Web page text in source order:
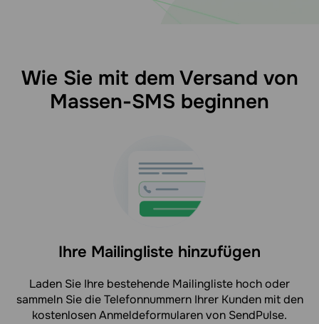
Wie Sie mit dem Versand von
Massen-SMS beginnen
Ihre Mailingliste hinzufügen
Laden Sie Ihre bestehende Mailingliste hoch oder
sammeln Sie die Telefonnummern Ihrer Kunden mit den
kostenlosen Anmeldeformularen von SendPulse.